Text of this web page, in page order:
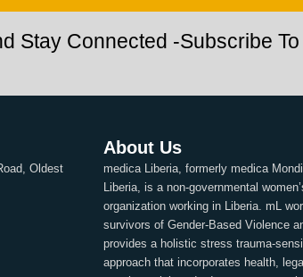
Stay Connected -Subscribe
Oldest
About Us
medica Liberia, formerly medica
Liberia, is a non-governmental
organization working in Liberia. mL
survivors of Gender-Based Violence
provides a holistic stress trauma-
approach that incorporates health,